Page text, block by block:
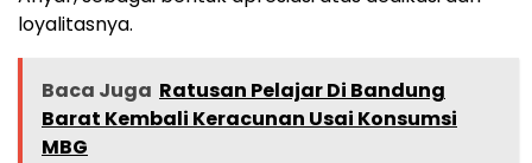
loyalitasnya.
Baca Juga Ratusan Pelajar Di Bandung
Barat Kembali Keracunan Usai Konsumsi
MBG